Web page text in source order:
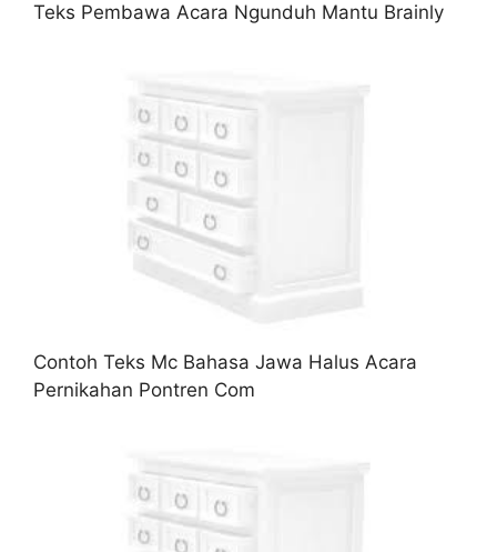
Teks Pembawa Acara Ngunduh Mantu Brainly
Contoh Teks Mc Bahasa Jawa Halus Acara
Pernikahan Pontren Com